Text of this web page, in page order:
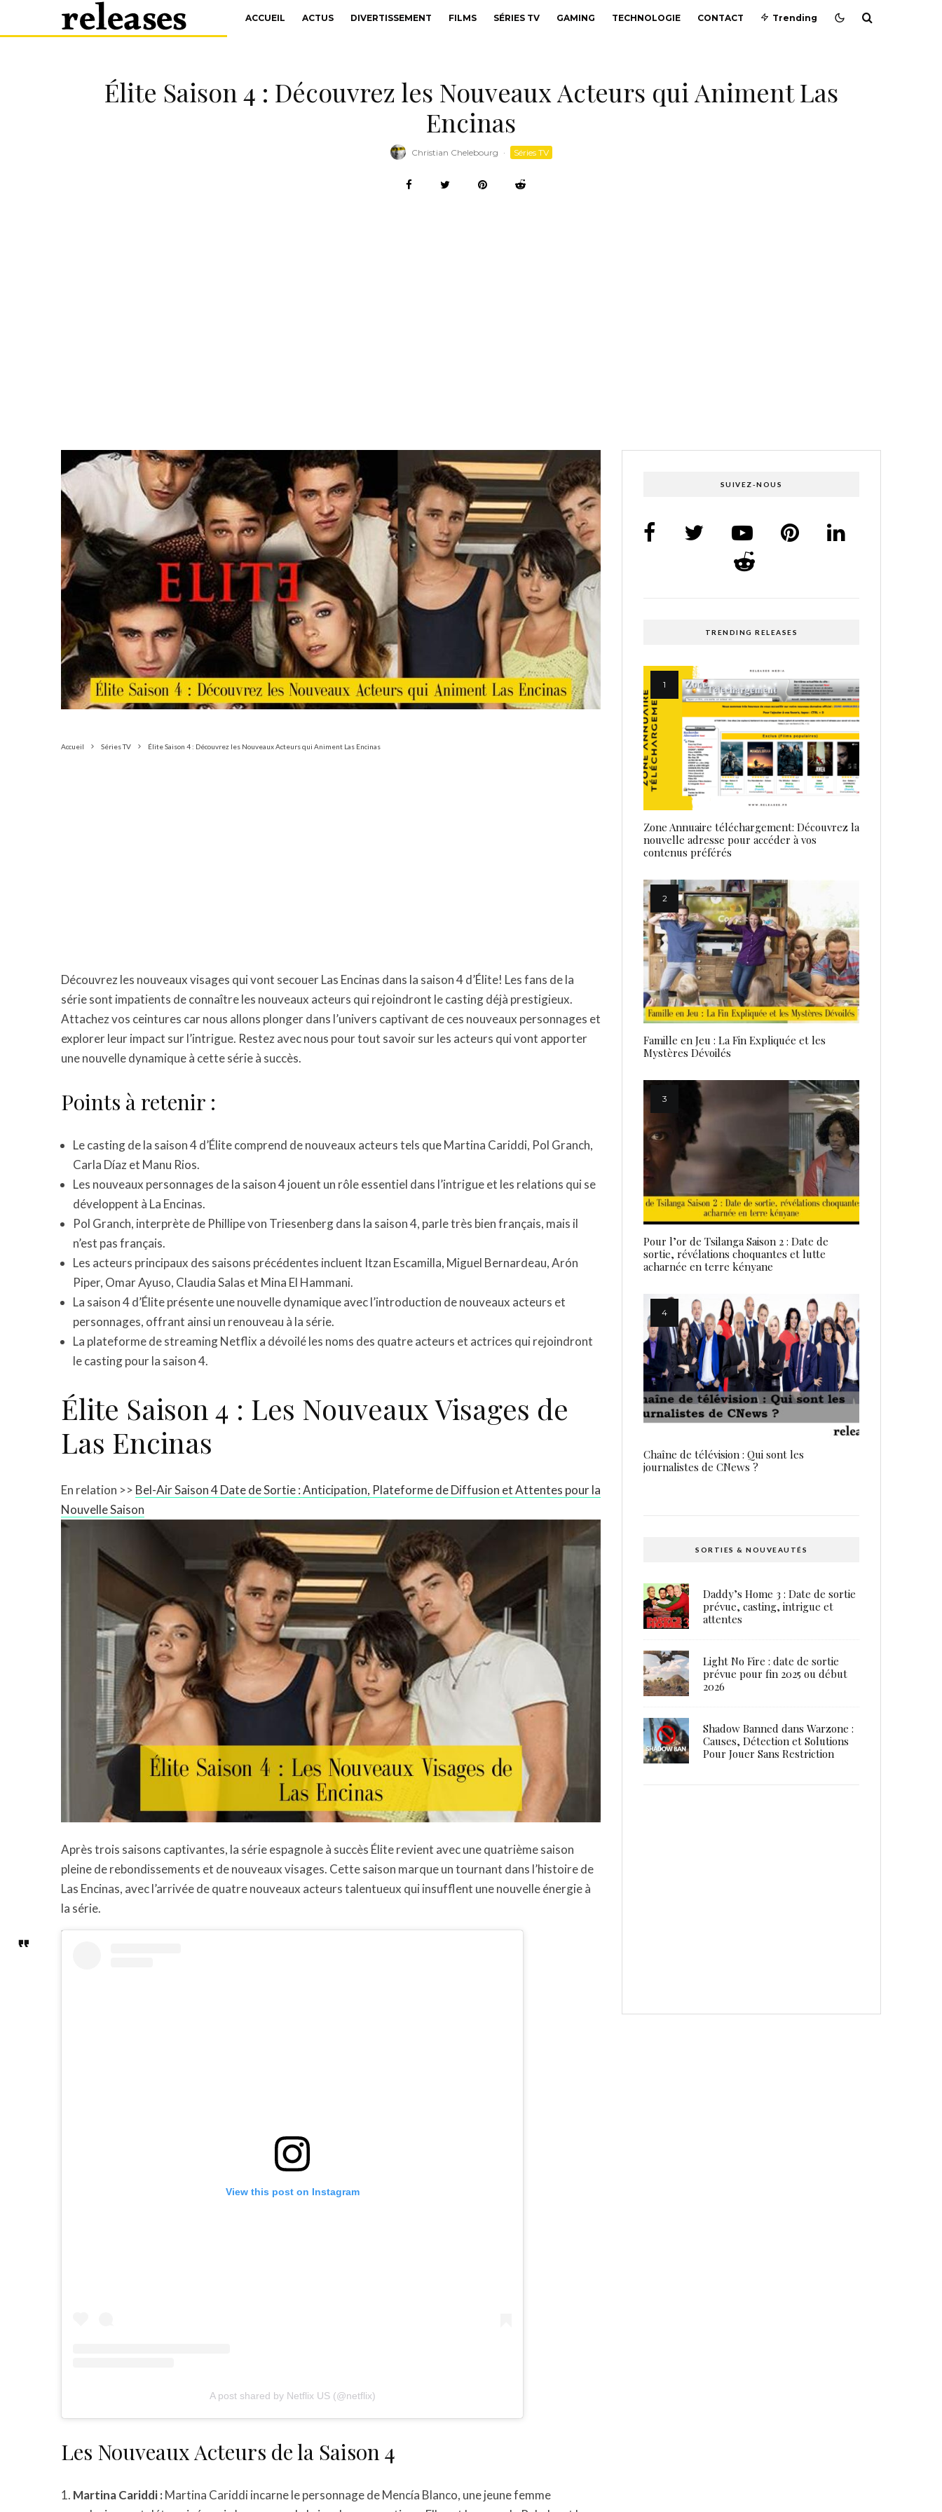
ACCUEIL ACTUS DIVERTISSEMENT FILMS SÉRIES TV GAMING TECHNOLOGIE CONTACT Trending
Élite Saison 4 : Découvrez les Nouveaux Acteurs qui Animent Las
Encinas
Christian Chelebourg · Séries TV
Accueil Séries TV Élite Saison 4 : Découvrez les Nouveaux Acteurs qui Animent Las Encinas
Découvrez les nouveaux visages qui vont secouer Las Encinas dans la saison 4 d’Élite! Les fans de la
série sont impatients de connaître les nouveaux acteurs qui rejoindront le casting déjà prestigieux.
Attachez vos ceintures car nous allons plonger dans l’univers captivant de ces nouveaux personnages et
explorer leur impact sur l’intrigue. Restez avec nous pour tout savoir sur les acteurs qui vont apporter
une nouvelle dynamique à cette série à succès.
Points à retenir :
Le casting de la saison 4 d’Élite comprend de nouveaux acteurs tels que Martina Cariddi, Pol Granch,
Carla Díaz et Manu Rios.
Les nouveaux personnages de la saison 4 jouent un rôle essentiel dans l’intrigue et les relations qui se
développent à La Encinas.
Pol Granch, interprète de Phillipe von Triesenberg dans la saison 4, parle très bien français, mais il
n’est pas français.
Les acteurs principaux des saisons précédentes incluent Itzan Escamilla, Miguel Bernardeau, Arón
Piper, Omar Ayuso, Claudia Salas et Mina El Hammani.
La saison 4 d’Élite présente une nouvelle dynamique avec l’introduction de nouveaux acteurs et
personnages, offrant ainsi un renouveau à la série.
La plateforme de streaming Netflix a dévoilé les noms des quatre acteurs et actrices qui rejoindront
le casting pour la saison 4.
Élite Saison 4 : Les Nouveaux Visages de
Las Encinas
En relation >> Bel-Air Saison 4 Date de Sortie : Anticipation, Plateforme de Diffusion et Attentes pour la
Nouvelle Saison
Après trois saisons captivantes, la série espagnole à succès Élite revient avec une quatrième saison
pleine de rebondissements et de nouveaux visages. Cette saison marque un tournant dans l’histoire de
Las Encinas, avec l’arrivée de quatre nouveaux acteurs talentueux qui insufflent une nouvelle énergie à
la série.
View this post on Instagram
A post shared by Netflix US (@netflix)
Les Nouveaux Acteurs de la Saison 4
Martina Cariddi :Martina Cariddi incarne le personnage de Mencía Blanco, une jeune femme
SUIVEZ-NOUS
TRENDING RELEASES
Zone Annuaire téléchargement: Découvrez la
nouvelle adresse pour accéder à vos
contenus préférés
Famille en Jeu : La Fin Expliquée et les
Mystères Dévoilés
Pour l’or de Tsilanga Saison 2 : Date de
sortie, révélations choquantes et lutte
acharnée en terre kényane
Chaîne de télévision : Qui sont les
journalistes de CNews ?
SORTIES & NOUVEAUTÉS
Daddy’s Home 3 : Date de sortie
prévue, casting, intrigue et
attentes
Light No Fire : date de sortie
prévue pour fin 2025 ou début
2026
Shadow Banned dans Warzone :
Causes, Détection et Solutions
Pour Jouer Sans Restriction